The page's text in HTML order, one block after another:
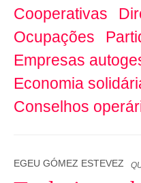
Cooperativas
Ocupações
Empresas
Economia
Conselhos
EGEU GÓMEZ ESTEVEZ